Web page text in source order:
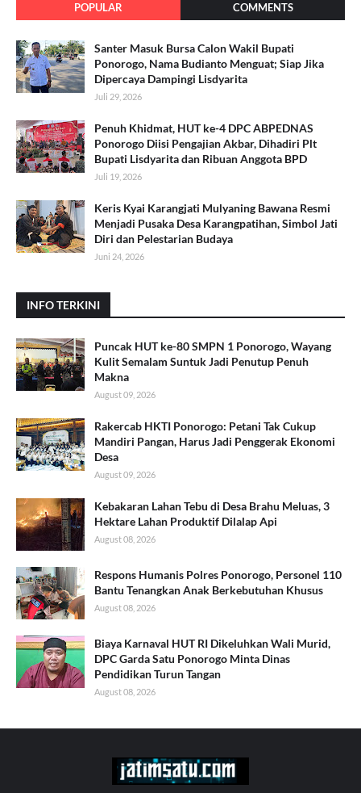
POPULAR COMMENTS
Santer Masuk Bursa Calon Wakil Bupati
Ponorogo, Nama Budianto Menguat; Siap Jika
Dipercaya Dampingi Lisdyarita
Juli 29, 2026
Penuh Khidmat, HUT ke-4 DPC ABPEDNAS
Ponorogo Diisi Pengajian Akbar, Dihadiri Plt
Bupati Lisdyarita dan Ribuan Anggota BPD
Juli 19, 2026
Keris Kyai Karangjati Mulyaning Bawana Resmi
Menjadi Pusaka Desa Karangpatihan, Simbol Jati
Diri dan Pelestarian Budaya
Juni 24, 2026
INFO TERKINI
Puncak HUT ke-80 SMPN 1 Ponorogo, Wayang
Kulit Semalam Suntuk Jadi Penutup Penuh
Makna
August 09, 2026
Rakercab HKTI Ponorogo: Petani Tak Cukup
Mandiri Pangan, Harus Jadi Penggerak Ekonomi
Desa
August 09, 2026
Kebakaran Lahan Tebu di Desa Brahu Meluas, 3
Hektare Lahan Produktif Dilalap Api
August 08, 2026
Respons Humanis Polres Ponorogo, Personel 110
Bantu Tenangkan Anak Berkebutuhan Khusus
August 08, 2026
Biaya Karnaval HUT RI Dikeluhkan Wali Murid,
DPC Garda Satu Ponorogo Minta Dinas
Pendidikan Turun Tangan
August 08, 2026